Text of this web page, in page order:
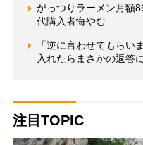
がっつりラーメン月額
代購入者悔やむ
「逆に言わせてもら
入れたらまさかの返答
注目TOPIC